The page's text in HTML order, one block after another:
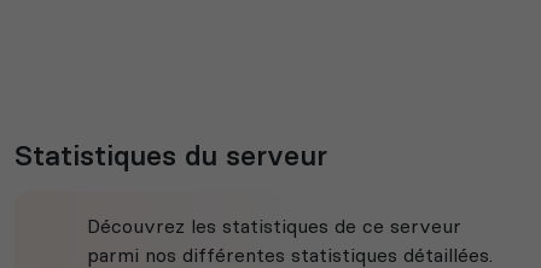
Statistiques du serveur
Découvrez les statistiques de ce serveur
parmi nos différentes statistiques détaillées.